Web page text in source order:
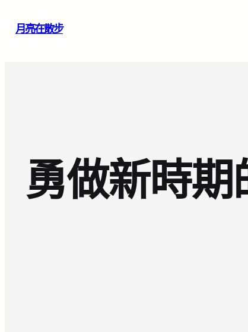
月亮在散步
勇做新時